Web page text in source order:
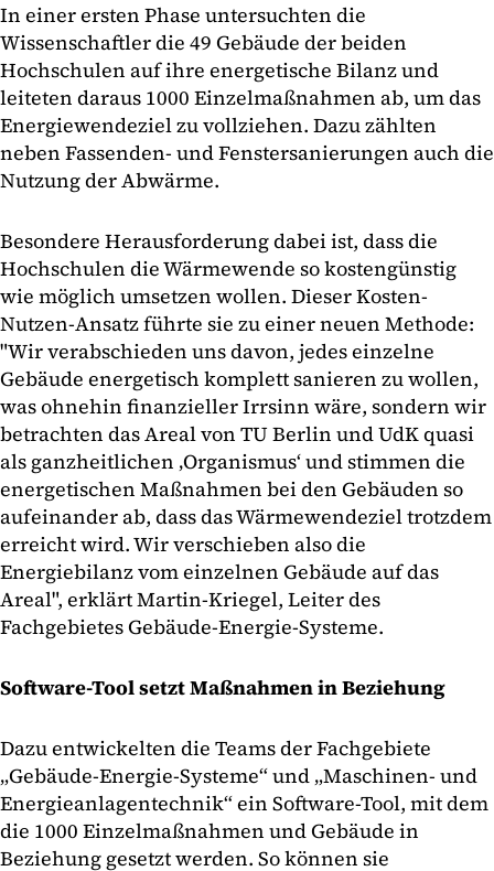
In einer ersten Phase untersuchten die
Wissenschaftler die 49 Gebäude der beiden
Hochschulen auf ihre energetische Bilanz und
leiteten daraus 1000 Einzelmaßnahmen ab, um das
Energiewendeziel zu vollziehen. Dazu zählten
neben Fassenden- und Fenstersanierungen auch die
Nutzung der Abwärme.
Besondere Herausforderung dabei ist, dass die
Hochschulen die Wärmewende so kostengünstig
wie möglich umsetzen wollen. Dieser Kosten-
Nutzen-Ansatz führte sie zu einer neuen Methode:
"Wir verabschieden uns davon, jedes einzelne
Gebäude energetisch komplett sanieren zu wollen,
was ohnehin finanzieller Irrsinn wäre, sondern wir
betrachten das Areal von TU Berlin und UdK quasi
als ganzheitlichen ‚Organismus‘ und stimmen die
energetischen Maßnahmen bei den Gebäuden so
aufeinander ab, dass das Wärmewendeziel trotzdem
erreicht wird. Wir verschieben also die
Energiebilanz vom einzelnen Gebäude auf das
Areal", erklärt Martin-Kriegel, Leiter des
Fachgebietes Gebäude-Energie-Systeme.
Software-Tool setzt Maßnahmen in Beziehung
Dazu entwickelten die Teams der Fachgebiete
„Gebäude-Energie-Systeme“ und „Maschinen- und
Energieanlagentechnik“ ein Software-Tool, mit dem
die 1000 Einzelmaßnahmen und Gebäude in
Beziehung gesetzt werden. So können sie